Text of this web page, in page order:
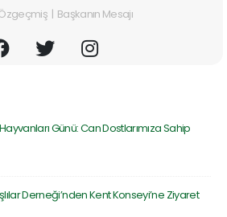
| Başkanın Mesajı
Rektör Yardımcılığı Görevinde Hayırlı
ile İndirim Protokolü İmzalandı